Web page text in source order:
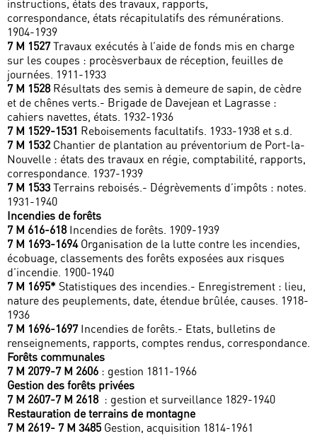
instructions, états des travaux, rapports,
correspondance, états récapitulatifs des rémunérations.
1904-1939
7 M 1527Travaux exécutés à l’aide de fonds mis en charge
sur les coupes : procèsverbaux de réception, feuilles de
journées. 1911-1933
7 M 1528Résultats des semis à demeure de sapin, de cèdre
et de chênes verts.- Brigade de Davejean et Lagrasse :
cahiers navettes, états. 1932-1936
7 M 1529-1531 Reboisements facultatifs. 1933-1938 et s.d.
7 M 1532 Chantier de plantation au préventorium de Port-la-
Nouvelle : états des travaux en régie, comptabilité, rapports,
correspondance. 1937-1939
7 M 1533 Terrains reboisés.- Dégrèvements d’impôts : notes.
1931-1940
Incendies de forêts
7 M 616-618Incendies de forêts. 1909-1939
7 M 1693-1694 Organisation de la lutte contre les incendies,
écobuage, classements des forêts exposées aux risques
d’incendie. 1900-1940
7 M 1695* Statistiques des incendies.- Enregistrement : lieu,
nature des peuplements, date, étendue brûlée, causes. 1918-
1936
7 M 1696-1697Incendies de forêts.- Etats, bulletins de
renseignements, rapports, comptes rendus, correspondance.
Forêts communales
7 M 2079-7 M 2606 : gestion 1811-1966
Gestion des forêts privées
7 M 2607-7 M 2618 : gestion et surveillance 1829-1940
Restauration de terrains de montagne
7 M 2619- 7 M 3485 Gestion, acquisition 1814-1961